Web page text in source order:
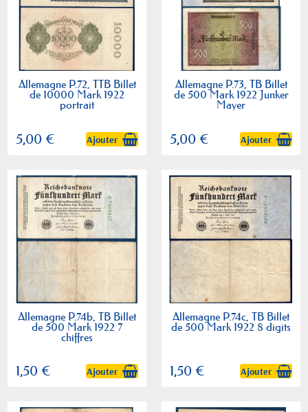
Allemagne P.72, TTB Billet
de 10000 Mark 1922
portrait
5,00 € Ajouter
Allemagne P.73, TB Billet
de 500 Mark 1922 Junker
Mayer
5,00 € Ajouter
Allemagne P.74b, TB Billet
de 500 Mark 1922 7
chiffres
1,50 € Ajouter
Allemagne P.74c, TB Billet
de 500 Mark 1922 8 digits
1,50 € Ajouter